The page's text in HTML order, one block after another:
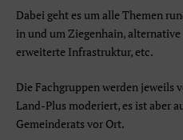
Dabei geht es um alle Themen
in und um Ziegenhain,
erweiterte Infrastruktur, etc.
Die Fachgruppen werden jeweils
Land-Plus moderiert, es ist aber
Gemeinderats vor Ort.